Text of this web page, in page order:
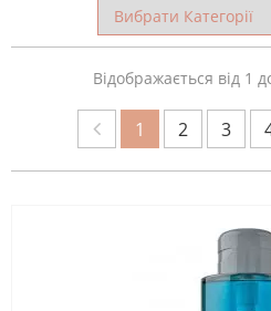
Відображається від 1
1 2 3